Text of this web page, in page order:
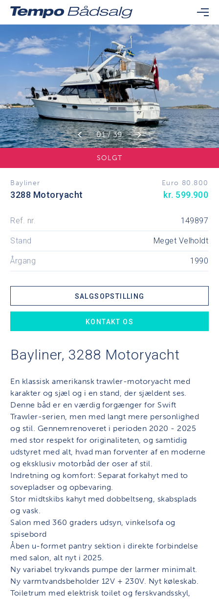
01 / 39
SOLGT
Bayliner Euro 80.800
3288 Motoryacht kr. 599.900
Ref. nr. 149897
Stand Meget Velholdt
Årgang 1990
SALGSOPSTILLING
KONTAKT OS
Bayliner, 3288 Motoryacht
En klassisk amerikansk trawler-motoryacht med
karakter og sjæl og i en stand, der sjældent ses.
Denne båd er en værdig forgænger for Swift
Trawler-serien, men med langt mere personlighed
og stil. Gennemrenoveret i perioden 2020 - 2025
med stor respekt for originaliteten, og samtidig
udstyret med alt, hvad man forventer af en moderne
og eksklusiv motorbåd der oser af stil.
Indretning og komfort: Separat forkahyt med to
sovepladser og opbevaring.
Stor midtskibs kahyt med dobbeltseng, skabsplads
og vask.
Salon med 360 graders udsyn, vinkelsofa og
spisebord
Åben u-formet pantry sektion i direkte forbindelse
med salon, alt nyt i 2025.
Ny variabel trykvands pumpe der larmer minimalt.
Ny varmtvandsbeholder 12V + 230V. Nyt køleskab.
Toiletrum med elektrisk toilet og ferskvandsskyl,